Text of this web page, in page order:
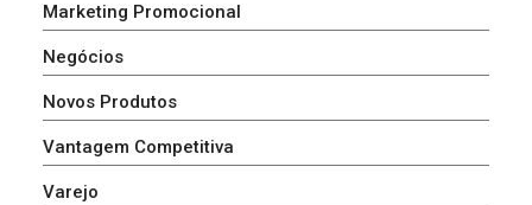
Marketing Promocional
Negócios
Novos Produtos
Vantagem Competitiva
Varejo